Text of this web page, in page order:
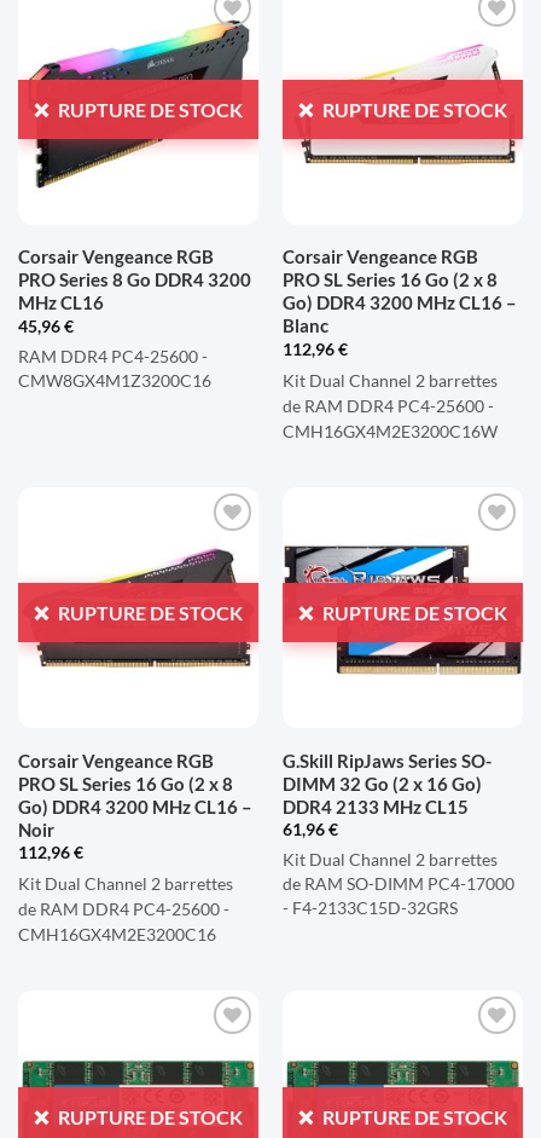
AJOUTER
À LA
D'ENVIES
RUPTURE DE STOCK
Corsair Vengeance RGB
PRO Series 8 Go DDR4 3200
MHz CL16
45,96€
RAM DDR4 PC4-25600 -
CMW8GX4M1Z3200C16
AJOUTER
D'ENVIES
RUPTURE DE STOCK
Corsair Vengeance RGB
PRO SL Series 16 Go (2 x 8
Go) DDR4 3200 MHz CL16 –
Blanc
112,96€
Kit Dual Channel 2 barrettes
de RAM DDR4 PC4-25600 -
CMH16GX4M2E3200C16W
AJOUTER
À LA
D'ENVIES
RUPTURE DE STOCK
Corsair Vengeance RGB
PRO SL Series 16 Go (2 x 8
Go) DDR4 3200 MHz CL16 –
Noir
112,96€
Kit Dual Channel 2 barrettes
de RAM DDR4 PC4-25600 -
CMH16GX4M2E3200C16
AJOUTER
À LA
D'ENVIES
RUPTURE DE STOCK
G.Skill RipJaws Series SO-
DIMM 32 Go (2 x 16 Go)
DDR4 2133 MHz CL15
61,96€
Kit Dual Channel 2 barrettes
de RAM SO-DIMM PC4-17000
- F4-2133C15D-32GRS
À LA
D'ENVIES
RUPTURE DE STOCK
À LA
D'ENVIES
RUPTURE DE STOCK